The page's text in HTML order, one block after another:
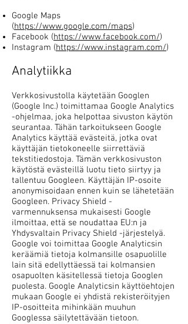
Google Maps
(https://www.google.com/maps)
Facebook (https://www.facebook.com/)
Instagram (https://www.instagram.com/)
Analytiikka
Verkkosivustolla käytetään Googlen
(Google Inc.) toimittamaa Google Analytics
-ohjelmaa, joka helpottaa sivuston käytön
seurantaa. Tähän tarkoitukseen Google
Analytics käyttää evästeitä, jotka ovat
käyttäjän tietokoneelle siirrettäviä
tekstitiedostoja. Tämän verkkosivuston
käytöstä evästeillä luotu tieto siirtyy ja
tallentuu Googleen. Käyttäjän IP-osoite
anonymisoidaan ennen kuin se lähetetään
Googleen. Privacy Shield -
varmennuksensa mukaisesti Google
ilmoittaa, että se noudattaa EU:n ja
Yhdysvaltain Privacy Shield -järjestelyä.
Google voi toimittaa Google Analyticsin
keräämiä tietoja kolmansille osapuolille
lain sitä edellyttäessä tai kolmansien
osapuolten käsitellessä tietoja Googlen
puolesta. Google Analyticsin käyttöehtojen
mukaan Google ei yhdistä rekisteröityjen
IP-osoitteita mihinkään muuhun
Googlessa säilytettävään tietoon.